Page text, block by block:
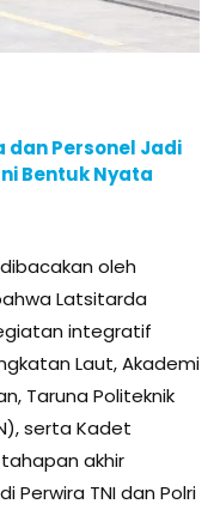
dan Personel Jadi
Bentuk Nyata
oleh
Latsitarda
integratif
Laut, Akademi
Taruna Politeknik
serta Kadet
akhir
Perwira TNI dan Polri